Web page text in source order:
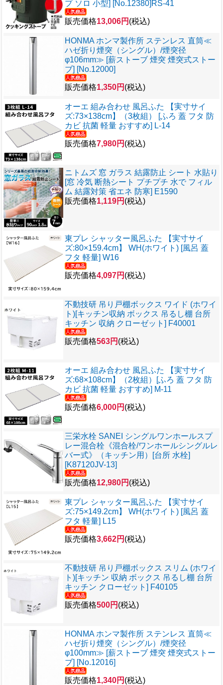
プ ソロ 小型] [No.12380]RS-41
販売価格13,006円 (税込)
HONMA ホンマ製作所 ステンレス 直筒≪
ハゼ折り煙突（シングル）/煙突径
φ106mm≫ [薪ストーブ 煙突 煙突式ストー
ブ] [No.12000]
販売価格1,350円 (税込)
オーエ 組み合わせ 風呂ふた 【実寸サイ
ズ:73×138cm】（3枚組） [ふろ 蓋 フタ 防
カビ 抗菌 軽量 おすすめ] L-14
販売価格7,980円 (税込)
ニトムズ 窓 ガラス 結露防止 シート 水貼り
[窓 冷気 断熱シート プチプチ 水で フィル
ム 結露対策 省エネ 防寒] E1590
販売価格1,119円 (税込)
東プレ シャッター風呂ふた 【実寸サイ
ズ:80×159.4cm】 WH(ホワイト) [風呂 蓋
フタ 軽量] W16
販売価格4,097円 (税込)
不動技研 吊り戸棚ボックス ワイド (ホワイ
ト)[キッチン収納 ボックス 吊るし棚 台所
キッチン 収納 クローゼット] F40001
販売価格563円 (税込)
オーエ 組み合わせ 風呂ふた 【実寸サイ
ズ:68×108cm】（2枚組）[ふろ 蓋 フタ 防
カビ 抗菌 軽量 おすすめ] M-11
販売価格6,000円 (税込)
三栄水栓 SANEI シングルワンホールスプ
レー混合栓《混合栓/ワンホールシングルレ
バー式》（キッチン用）[台所 水栓]
[K87120JV-13]
販売価格12,980円 (税込)
東プレ シャッター風呂ふた 【実寸サイ
ズ:75×149.2cm】 WH(ホワイト) [風呂 蓋
フタ 軽量] L15
販売価格3,662円 (税込)
不動技研 吊り戸棚ボックス スリム (ホワイ
ト)[キッチン 収納 ボックス 吊るし棚 台所
キッチン クローゼット] F40105
販売価格500円 (税込)
HONMA ホンマ製作所 ステンレス 直筒≪
ハゼ折り煙突（シングル）/煙突径
φ100mm≫ [薪ストーブ 煙突 煙突式ストー
ブ] [No.12016]
販売価格1,340円 (税込)